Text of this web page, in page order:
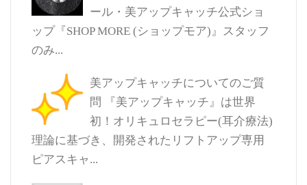
ール・美アップキャッチ公式ショ
ップ『SHOP MORE (ショップモア)』スタッフ
のみ...
美アップキャッチについてのご質
問
『美アップキャッチ』は世界
初！オリキュロセラピー(耳介療法)
理論に基づき、開発されたリフトアップ専用
ピアスキャ...